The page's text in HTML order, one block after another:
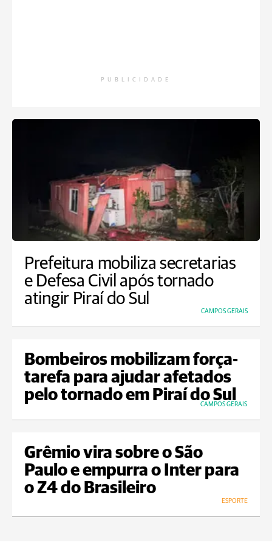
PUBLICIDADE
Prefeitura mobiliza secretarias
e Defesa Civil após tornado
atingir Piraí do Sul
CAMPOS GERAIS
Bombeiros mobilizam força-
tarefa para ajudar afetados
pelo tornado em Piraí do Sul
CAMPOS GERAIS
Grêmio vira sobre o São
Paulo e empurra o Inter para
o Z4 do Brasileiro
ESPORTE